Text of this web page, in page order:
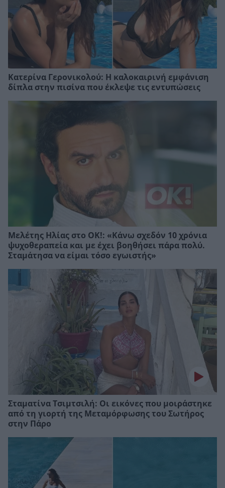
Κατερίνα Γερονικολού: Η καλοκαιρινή εμφάνιση
δίπλα στην πισίνα που έκλεψε τις εντυπώσεις
Μελέτης Ηλίας στο ΟΚ!: «Κάνω σχεδόν 10 χρόνια
ψυχοθεραπεία και με έχει βοηθήσει πάρα πολύ.
Σταμάτησα να είμαι τόσο εγωιστής»
Σταματίνα Τσιμτσιλή: Οι εικόνες που μοιράστηκε
από τη γιορτή της Μεταμόρφωσης του Σωτήρος
στην Πάρο